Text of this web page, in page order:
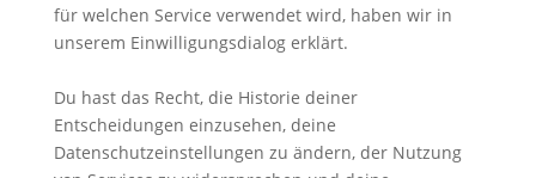
für welchen Service verwendet wird, haben wir in
unserem Einwilligungsdialog erklärt.
Du hast das Recht, die Historie deiner
Entscheidungen einzusehen, deine
Datenschutzeinstellungen zu ändern, der Nutzung